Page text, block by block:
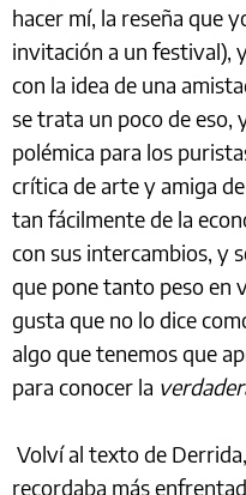
hacer mí, la reseña que
invitación a un festival),
con la idea de una
se trata un poco de eso,
polémica para los
crítica de arte y amiga
tan fácilmente de la
con sus intercambios, y
que pone tanto peso en
gusta que no lo dice
algo que tenemos que
para conocer la
Volví al texto de
recordaba más